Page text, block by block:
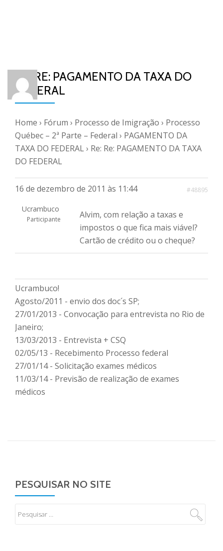
RE: RE: PAGAMENTO DA TAXA DO
FEDERAL
Home › Fórum › Processo de Imigração › Processo
Québec – 2ª Parte – Federal › PAGAMENTO DA
TAXA DO FEDERAL› Re: Re: PAGAMENTO DA TAXA
DO FEDERAL
16 de dezembro de 2011 às 11:44 #48895
Ucrambuco
Participante
Alvim, com relação a taxas e
impostos o que fica mais viável?
Cartão de crédito ou o cheque?
Ucrambuco!
Agosto/2011 - envio dos doc´s SP;
27/01/2013 - Convocação para entrevista no Rio de
Janeiro;
13/03/2013 - Entrevista + CSQ
02/05/13 - Recebimento Processo federal
27/01/14 - Solicitação exames médicos
11/03/14 - Previsão de realização de exames
médicos
PESQUISAR NO SITE